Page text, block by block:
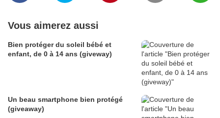
Vous aimerez aussi
Bien protéger du soleil bébé et
enfant, de 0 à 14 ans (giveway)
Un beau smartphone bien protégé
(giveaway)